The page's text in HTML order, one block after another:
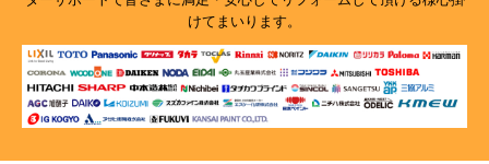
けてまいります。